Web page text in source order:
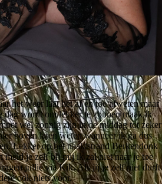
het weer laat het af en toe afweten maar
dag wordt om lekker te zonnen maak ik
wel zonnig zijn in de middag tot zeker
boven laten weten wanneer ik ga dus
Lekker op het naaktstrand Berkendonk
meld je zelf bij mij ik zal niet naar je toe
jullie via Kik. Als jij je zelf niet durft
ook niets voor.